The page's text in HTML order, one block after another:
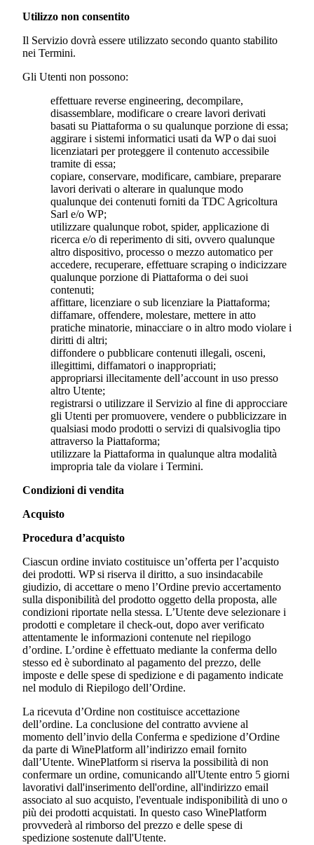
Utilizzo non consentito
Il Servizio dovrà essere utilizzato secondo quanto stabilito
nei Termini.
Gli Utenti non possono:
effettuare reverse engineering, decompilare,
disassemblare, modificare o creare lavori derivati
basati su Piattaforma o su qualunque porzione di essa;
aggirare i sistemi informatici usati da WP o dai suoi
licenziatari per proteggere il contenuto accessibile
tramite di essa;
copiare, conservare, modificare, cambiare, preparare
lavori derivati o alterare in qualunque modo
qualunque dei contenuti forniti da TDC Agricoltura
Sarl e/o WP;
utilizzare qualunque robot, spider, applicazione di
ricerca e/o di reperimento di siti, ovvero qualunque
altro dispositivo, processo o mezzo automatico per
accedere, recuperare, effettuare scraping o indicizzare
qualunque porzione di Piattaforma o dei suoi
contenuti;
affittare, licenziare o sub licenziare la Piattaforma;
diffamare, offendere, molestare, mettere in atto
pratiche minatorie, minacciare o in altro modo violare i
diritti di altri;
diffondere o pubblicare contenuti illegali, osceni,
illegittimi, diffamatori o inappropriati;
appropriarsi illecitamente dell’account in uso presso
altro Utente;
registrarsi o utilizzare il Servizio al fine di approcciare
gli Utenti per promuovere, vendere o pubblicizzare in
qualsiasi modo prodotti o servizi di qualsivoglia tipo
attraverso la Piattaforma;
utilizzare la Piattaforma in qualunque altra modalità
impropria tale da violare i Termini.
Condizioni di vendita
Acquisto
Procedura d’acquisto
Ciascun ordine inviato costituisce un’offerta per l’acquisto
dei prodotti. WP si riserva il diritto, a suo insindacabile
giudizio, di accettare o meno l’Ordine previo accertamento
sulla disponibilità del prodotto oggetto della proposta, alle
condizioni riportate nella stessa. L’Utente deve selezionare i
prodotti e completare il check-out, dopo aver verificato
attentamente le informazioni contenute nel riepilogo
d’ordine. L’ordine è effettuato mediante la conferma dello
stesso ed è subordinato al pagamento del prezzo, delle
imposte e delle spese di spedizione e di pagamento indicate
nel modulo di Riepilogo dell’Ordine.
La ricevuta d’Ordine non costituisce accettazione
dell’ordine. La conclusione del contratto avviene al
momento dell’invio della Conferma e spedizione d’Ordine
da parte di WinePlatform all’indirizzo email fornito
dall’Utente. WinePlatform si riserva la possibilità di non
confermare un ordine, comunicando all'Utente entro 5 giorni
lavorativi dall'inserimento dell'ordine, all'indirizzo email
associato al suo acquisto, l'eventuale indisponibilità di uno o
più dei prodotti acquistati. In questo caso WinePlatform
provvederà al rimborso del prezzo e delle spese di
spedizione sostenute dall'Utente.